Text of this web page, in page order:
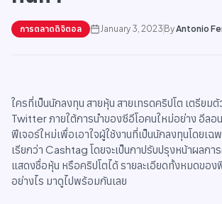
การตลาดดิจิตอล January 3, 2023 ByAntonio
ใครที่เป็นนักลงทุน สายหุ้น สายเทรดคริปโต เตรียมตั
Twitter ภายใต้การนำของซีอีโอคนใหม่อย่าง อีลอ
ฟีเจอร์ใหม่เพื่อเอาใจผู้ใช้งานที่เป็นนักลงทุนโดยเฉ
เรียกว่า Cashtag โดยจะเป็นกาปรับปรุงหน้าผลกา
แสดงชื่อหุ้น หรือคริปโตได้ รายละเอียดทั้งหมดของ
อย่างไร มาดูไปพร้อมกันเลย